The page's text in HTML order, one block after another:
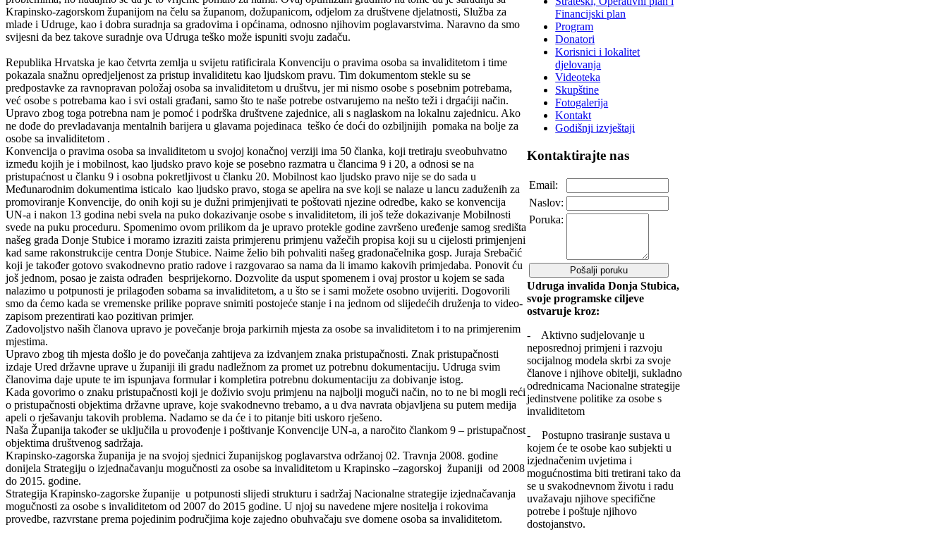
Krapinsko-zagorskom županijom na čelu sa županom, dožupanicom, odjelom za društvene djelatnosti, Služba za
mlade i Udruge, kao i dobra suradnja sa gradovima i općinama, odnosno njihovim poglavarstvima. Naravno da smo
svijesni da bez takove suradnje ova Udruga teško može ispuniti svoju zadaču.
Republika Hrvatska je kao četvrta zemlja u svijetu ratificirala Konvenciju o pravima osoba sa invaliditetom i time
pokazala snažnu opredjeljenost za pristup invaliditetu kao ljudskom pravu. Tim dokumentom stekle su se
predpostavke za ravnopravan položaj osoba sa invaliditetom u društvu, jer mi nismo osobe s posebnim potrebama,
već osobe s potrebama kao i svi ostali građani, samo što te naše potrebe ostvarujemo na nešto teži i drgaćiji način.
Upravo zbog toga potrebna nam je pomoć i podrška društvene zajednice, ali s naglaskom na lokalnu zajednicu. Ako
ne dođe do prevladavanja mentalnih barijera u glavama pojedinaca teško će doći do ozbiljnijih pomaka na bolje za
osobe sa invaliditetom .
Konvencija o pravima osoba sa invaliditetom u svojoj konačnoj verziji ima 50 članka, koji tretiraju sveobuhvatno
između kojih je i mobilnost, kao ljudsko pravo koje se posebno razmatra u člancima 9 i 20, a odnosi se na
pristupaćnost u članku 9 i osobna pokretljivost u članku 20. Mobilnost kao ljudsko pravo nije se do sada u
Međunarodnim dokumentima isticalo kao ljudsko pravo, stoga se apelira na sve koji se nalaze u lancu zaduženih za
promoviranje Konvencije, do onih koji su je dužni primjenjivati te poštovati njezine odredbe, kako se konvencija
UN-a i nakon 13 godina nebi svela na puko dokazivanje osobe s invaliditetom, ili još teže dokazivanje Mobilnosti
svede na puku proceduru. Spomenimo ovom prilikom da je upravo protekle godine završeno uređenje samog središta
našeg grada Donje Stubice i moramo izraziti zaista primjerenu primjenu važečih propisa koji su u cijelosti primjenjeni
kad same rakonstrukcije centra Donje Stubice. Naime želio bih pohvaliti našeg gradonačelnika gosp. Juraja Srebačić
koji je također gotovo svakodnevno pratio radove i razgovarao sa nama da li imamo kakovih primjedaba. Ponovit ću
još jednom, posao je zaista odrađen besprijekorno. Dozvolite da usput spomenem i ovaj prostor u kojem se sada
nalazimo u potpunosti je prilagođen sobama sa invaliditetom, a u što se i sami možete osobno uvijeriti. Dogovorili
smo da ćemo kada se vremenske prilike poprave snimiti postojeće stanje i na jednom od slijedećih druženja to video-
zapisom prezentirati kao pozitivan primjer.
Zadovoljstvo naših članova upravo je povečanje broja parkirnih mjesta za osobe sa invaliditetom i to na primjerenim
mjestima.
Upravo zbog tih mjesta došlo je do povečanja zahtijeva za izdvanjem znaka pristupačnosti. Znak pristupačnosti
izdaje Ured državne uprave u županiji ili gradu nadležnom za promet uz potrebnu dokumentaciju. Udruga svim
članovima daje upute te im ispunjava formular i kompletira potrebnu dokumentaciju za dobivanje istog.
Kada govorimo o znaku pristupačnosti koji je doživio svoju primjenu na najbolji moguči način, no to ne bi mogli reći
o pristupačnosti objektima državne uprave, koje svakodnevno trebamo, a u dva navrata objavljena su putem medija
apeli o rješavanju takovih problema. Nadamo se da će i to pitanje biti uskoro rješeno.
Naša Županija također se uključila u provođenje i poštivanje Konvencije UN-a, a naročito člankom 9 – pristupačnost
objektima društvenog sadržaja.
Krapinsko-zagorska županija je na svojoj sjednici županijskog poglavarstva održanoj 02. Travnja 2008. godine
donijela Strategiju o izjednačavanju mogučnosti za osobe sa invaliditetom u Krapinsko –zagorskoj županiji od 2008
do 2015. godine.
Strategija Krapinsko-zagorske županije u potpunosti slijedi strukturu i sadržaj Nacionalne strategije izjednačavanja
mogučnosti za osobe s invaliditetom od 2007 do 2015 godine. U njoj su navedene mjere nositelja i rokovima
provedbe, razvrstane prema pojedinim područjima koje zajedno obuhvačaju sve domene osoba sa invaliditetom.
Financijski plan
Program
Donatori
Korisnici i lokalitet
djelovanja
Videoteka
Skupštine
Fotogalerija
Kontakt
Godišnji izvještaji
Kontaktirajte nas
Email:
Naslov:
Poruka:
Udruga invalida Donja Stubica,
svoje programske ciljeve
ostvaruje kroz:
- Aktivno sudjelovanje u
neposrednoj primjeni i razvoju
socijalnog modela skrbi za svoje
članove i njihove obitelji, sukladno
odrednicama Nacionalne strategije
jedinstvene politike za osobe s
invaliditetom
- Postupno trasiranje sustava u
kojem će te osobe kao subjekti u
izjednačenim uvjetima i
mogućnostima biti tretirani tako da
se u svakodnevnom životu i radu
uvažavaju njihove specifične
potrebe i poštuje njihovo
dostojanstvo.